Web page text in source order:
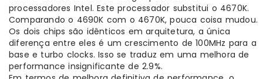
processadores Intel. Este processador substitui o 4670K.
Comparando o 4690K com o 4670K, pouca coisa mudou.
Os dois chips são idênticos em arquitetura, a única
diferença entre eles é um crescimento de 100MHz para a
base e turbo clocks. Isso se traduz em uma melhora de
performance insignificante de 2.9%.